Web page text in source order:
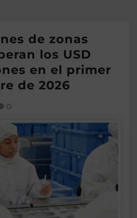
de zonas
los USD
en el primer
de 2026
0